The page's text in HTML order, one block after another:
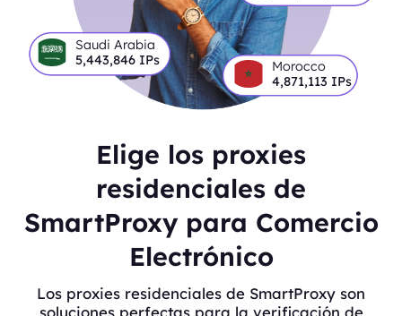
Saudi Arabia
5,443,846 IPs
Morocco
4,871,113 IPs
Elige los proxies
residenciales de
SmartProxy para Comercio
Electrónico
Los proxies residenciales de SmartProxy son
soluciones perfectas para la verificación de